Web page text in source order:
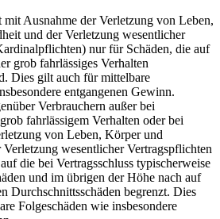
Ausnahme der Verletzung von Leben,
und der Verletzung wesentlicher
nur für Schäden, die auf
grob fahrlässiges Verhalten
Dies gilt auch für mittelbare
entgangenen Gewinn.
Verbrauchern außer bei
fahrlässigem Verhalten oder bei
von Leben, Körper und
wesentlicher Vertragspflichten
die bei Vertragsschluss typischerweise
und im übrigen der Höhe nach auf
Durchschnittsschäden begrenzt. Dies
Folgeschäden wie insbesondere